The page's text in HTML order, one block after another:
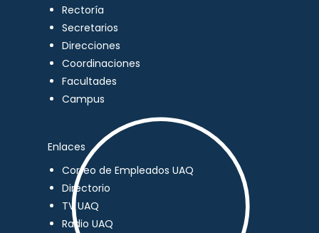
Rectoría
Secretarios
Direcciones
Coordinaciones
Facultades
Campus
Enlaces
Correo de Empleados UAQ
Directorio
TV UAQ
Radio UAQ